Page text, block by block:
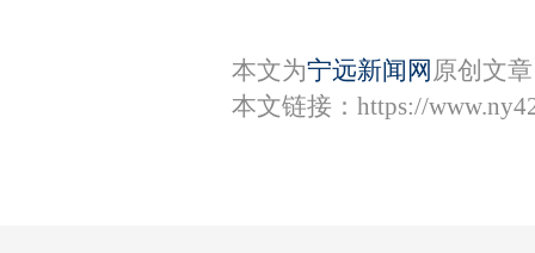
本文为宁远新闻网 原创文
本文链接： https://